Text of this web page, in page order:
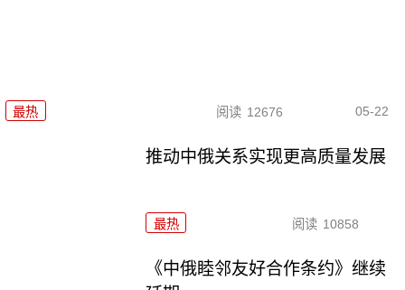
最热 阅读 12676 05-22
推动中俄关系实现更高质量发展
最热 阅读 10858
《中俄睦邻友好合作条约》继续